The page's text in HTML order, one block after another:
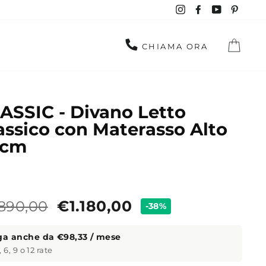
Instagram
Facebook
YouTube
CHIAMA ORA
- Divano Letto
con Materasso Alto
Prezzo
€1.180,00 -38%
anche da €98,33 / mese
6, 9 o 12 rate